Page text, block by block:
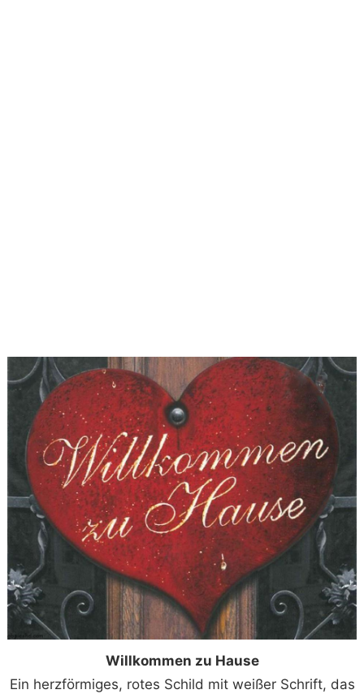
Willkommen zu Hause
Ein herzförmiges, rotes Schild mit weißer Schrift, das